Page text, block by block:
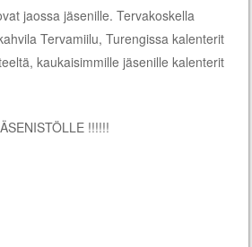
jaossa jäsenille. Tervakoskella
Tervamiilu, Turengissa kalenterit
kaukaisimmille jäsenille kalenterit
!!!!!!